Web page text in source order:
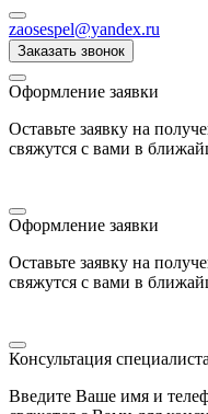
zaosespel@yandex.ru
Заказать звонок
Оформление заявки
Оставьте заявку на
свяжутся с вами в
Оформление заявки
Оставьте заявку на
свяжутся с вами в
Консультация
Введите Ваше имя и